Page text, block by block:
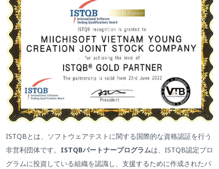
ISTQBとは、ソフトウェアテストに関する国際的な資格認証を行う
非営利団体です。 ISTQBパートナープログラムは、ISTQB認定プロ
グラムに投資している組織を認識し、支援するために作成されたパ